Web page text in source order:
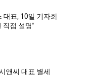
대표, 10일 기자회
직접 설명”
앤씨 대표 별세